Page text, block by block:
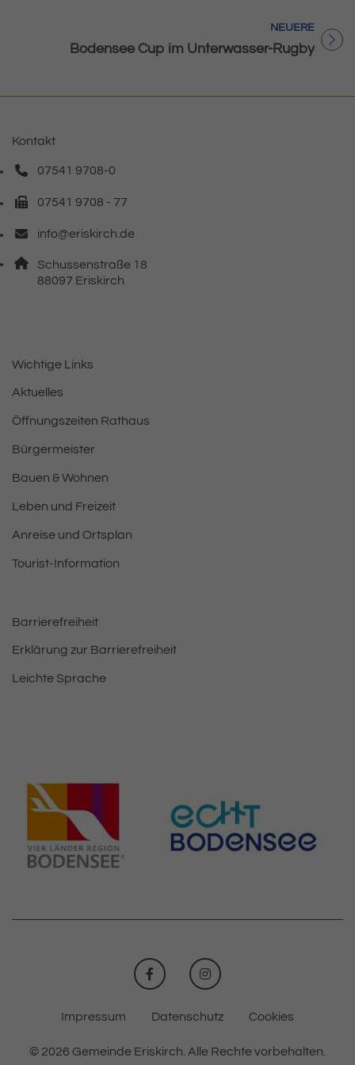
NEUERE
Titel für Beitrag
Bodensee Cup im Unterwasser-Rugby
Kontakt
07541 9708-0
Telefonnummer: 0 7 5 4 1 9 7 0 8 0
07541 9708 - 77
Faxnummer: 0 7 5 4 1 9 7 0 8 7 7
info@eriskirch.de
E-Mail Adresse: info@eriskirch.de
Adresse:
Schussenstraße 18
88097 , 8 8 0 9 7
Eriskirch
Wichtige Links
Aktuelles
Öffnungszeiten Rathaus
Bürgermeister
Bauen & Wohnen
Leben und Freizeit
Anreise und Ortsplan
Tourist-Information
Barrierefreiheit
Erklärung zur Barrierefreiheit
Leichte Sprache
FACEBOOKINSTAGRAM
Impressum Datenschutz Cookies
© 2026 Gemeinde Eriskirch. Alle Rechte vorbehalten.